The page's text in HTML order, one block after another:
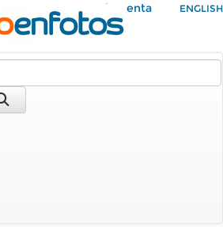
Mi Cuenta ENGLISH